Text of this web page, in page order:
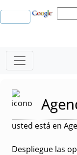
usted está en
Despliegue las